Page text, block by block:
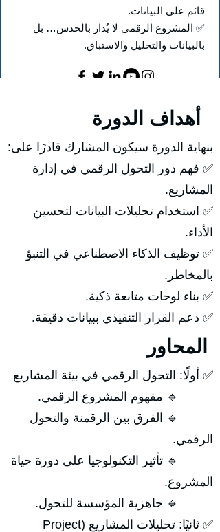
قائم على البيانات.
✅ المشروع الرقمي لا يُدار بالحدس… بل
بالبيانات والتحليل والاستباق.
بنهاية الدورة سيكون المشارك قادرًا على:
✅ فهم دور التحول الرقمي في إدارة
المشاريع.
✅ استخدام تحليلات البيانات لتحسين
الأداء.
✅ توظيف الذكاء الاصطناعي في التنبؤ
بالمخاطر.
✅ بناء لوحات متابعة ذكية.
✅ دعم القرار التنفيذي ببيانات دقيقة.
✅ أولًا: التحول الرقمي في بيئة المشاريع
🔹 مفهوم المشروع الرقمي.
🔹 الفرق بين الرقمنة والتحول
الرقمي.
🔹 تأثير التكنولوجيا على دورة حياة
المشروع.
🔹 جاهزية المؤسسة للتحول.
✅ ثانيًا: تحليلات المشاريع (Project